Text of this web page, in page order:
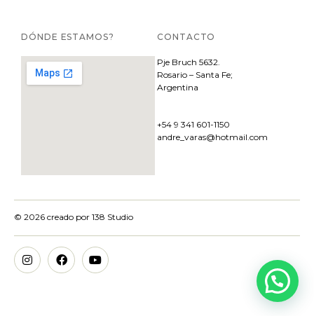
DÓNDE ESTAMOS? CONTACTO
Pje Bruch 5632.
Rosario – Santa Fe;
Argentina
+54 9 341 601-1150
andre_varas@hotmail.com
© 2026 creado por 138 Studio